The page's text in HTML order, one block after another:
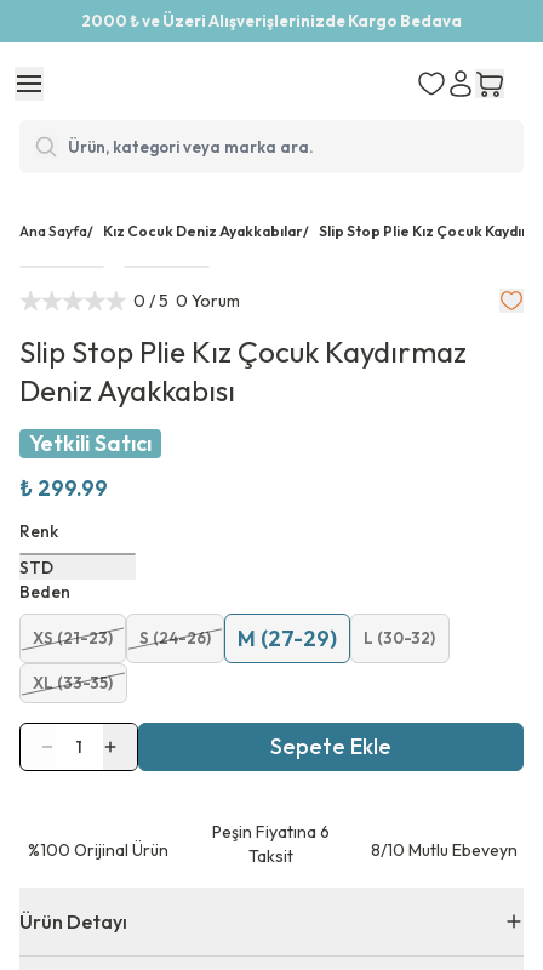
2000 ₺ ve Üzeri Alışverişlerinizde Kargo Bedava
Ana Sayfa/ Kız Cocuk Deniz Ayakkabılar/ Slip Stop Plie Kız Çocuk
0 / 5 0 Yorum
Slip Stop Plie Kız Çocuk Kaydırmaz
Deniz Ayakkabısı
Yetkili Satıcı
₺ 299.99
Renk
STD
Beden
XS (21-23) S (24-26) M (27-29) L (30-32)
XL (33-35)
1 Sepete Ekle
⁠%100 Orijinal Ürün
Peşin Fiyatına 6
Taksit
8/10 Mutlu Ebeveyn
Ürün Detayı